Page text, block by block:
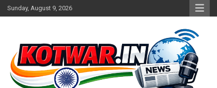
Skip
to
Sunday, August 9, 2026